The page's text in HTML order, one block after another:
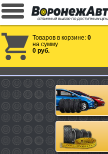
Товаров в корзине: 0
на сумму
0 руб.